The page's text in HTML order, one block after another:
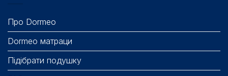
Про Dormeo
Dormeo матраци
Підібрати подушку